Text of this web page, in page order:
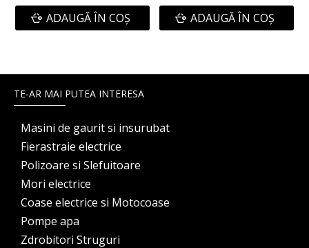
ADAUGĂ ÎN COŞ ADAUGĂ ÎN COŞ
TE-AR MAI PUTEA INTERESA
Masini de gaurit si insurubat
Fierastraie electrice
Polizoare si Slefuitoare
Mori electrice
Coase electrice si Motocoase
Pompe apa
Zdrobitori Struguri